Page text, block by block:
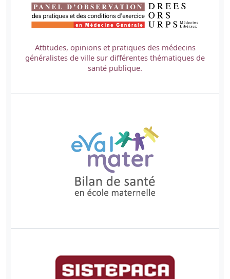
Attitudes, opinions et pratiques des médecins
généralistes de ville sur différentes thématiques de
santé publique.